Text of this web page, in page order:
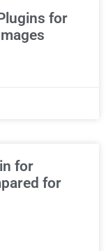
for
for
for